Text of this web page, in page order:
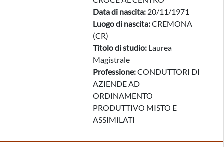
Data di nascita: 20/11/1971
Luogo di nascita:CREMONA
(CR)
Titolo di studio: Laurea
Magistrale
Professione:CONDUTTORI DI
AZIENDE AD
ORDINAMENTO
PRODUTTIVO MISTO E
ASSIMILATI